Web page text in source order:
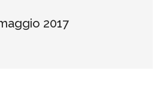
2017